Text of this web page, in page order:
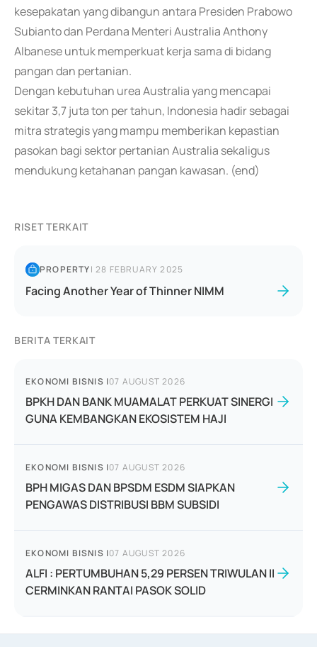
kesepakatan yang dibangun antara Presiden Prabowo
Subianto dan Perdana Menteri Australia Anthony
Albanese untuk memperkuat kerja sama di bidang
pangan dan pertanian.
Dengan kebutuhan urea Australia yang mencapai
sekitar 3,7 juta ton per tahun, Indonesia hadir sebagai
mitra strategis yang mampu memberikan kepastian
pasokan bagi sektor pertanian Australia sekaligus
mendukung ketahanan pangan kawasan. (end)
RISET TERKAIT
PROPERTY|28 FEBRUARY 2025
Facing Another Year of Thinner NIMM
BERITA TERKAIT
EKONOMI BISNIS |07 AUGUST 2026
BPKH DAN BANK MUAMALAT PERKUAT SINERGI
GUNA KEMBANGKAN EKOSISTEM HAJI
EKONOMI BISNIS |07 AUGUST 2026
BPH MIGAS DAN BPSDM ESDM SIAPKAN
PENGAWAS DISTRIBUSI BBM SUBSIDI
EKONOMI BISNIS |07 AUGUST 2026
ALFI : PERTUMBUHAN 5,29 PERSEN TRIWULAN II
CERMINKAN RANTAI PASOK SOLID